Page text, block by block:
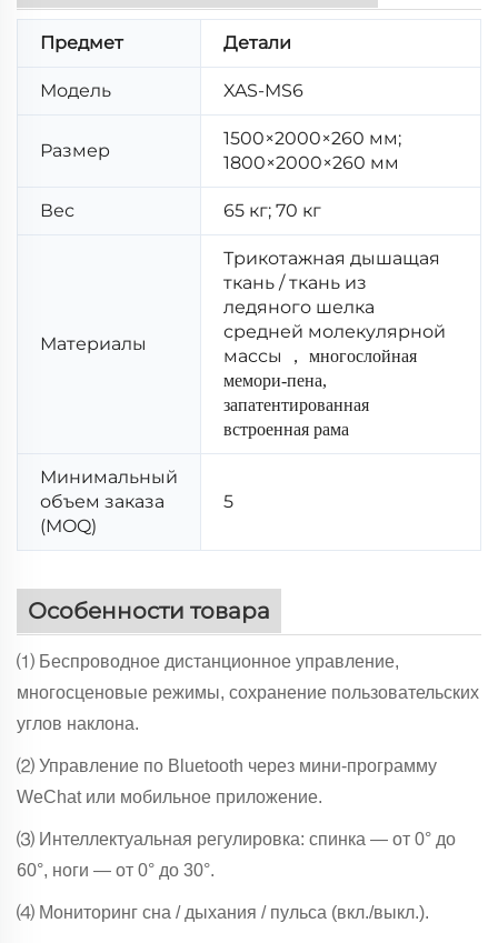
Предмет Детали
Модель XAS-MS6
Размер
1500×2000×260 мм;
1800×2000×260 мм
Вес 65 кг; 70 кг
Материалы
Трикотажная дышащая
ткань / ткань из
ледяного шелка
средней молекулярной
массы
， многослойная
мемори-пена,
запатентированная
встроенная рама
Минимальный
объем заказа
(MOQ)
5
Особенности товара
⑴ Беспроводное дистанционное управление,
многосценовые режимы, сохранение пользовательских
углов наклона.
⑵ Управление по Bluetooth через мини-программу
WeChat или мобильное приложение.
⑶ Интеллектуальная регулировка: спинка — от 0° до
60°, ноги — от 0° до 30°.
⑷ Мониторинг сна / дыхания / пульса (вкл./выкл.).